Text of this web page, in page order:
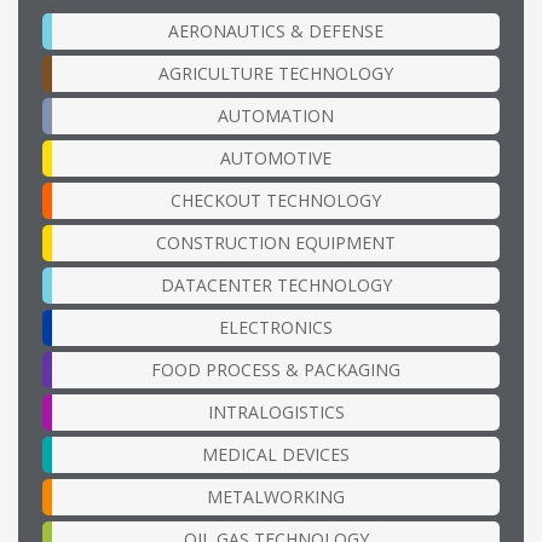
AERONAUTICS & DEFENSE
AGRICULTURE TECHNOLOGY
AUTOMATION
AUTOMOTIVE
CHECKOUT TECHNOLOGY
CONSTRUCTION EQUIPMENT
DATACENTER TECHNOLOGY
ELECTRONICS
FOOD PROCESS & PACKAGING
INTRALOGISTICS
MEDICAL DEVICES
METALWORKING